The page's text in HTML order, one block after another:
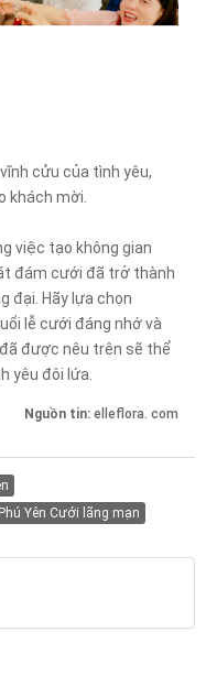
cửu của tình yêu,
khách mời.
việc tạo không gian
đám cưới đã trở thành
đại. Hãy lựa chọn
lễ cưới đáng nhớ và
được nêu trên sẽ thể
yêu đôi lứa.
Nguồn tin: elleflora. com
Yên Cưới lãng mạn